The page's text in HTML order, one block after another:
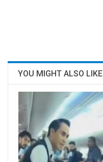
YOU MIGHT ALSO LIKE